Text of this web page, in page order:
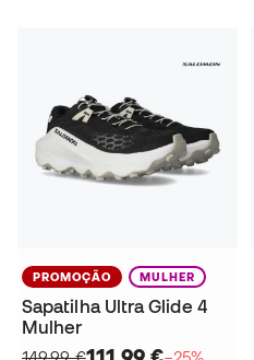
PROMOÇÃO MULHER
Sapatilha Ultra Glide 4
Mulher